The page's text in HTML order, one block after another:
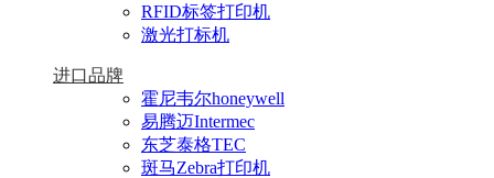
RFID标签打印机
激光打标机
进口品牌
霍尼韦尔honeywell
易腾迈Intermec
东芝泰格TEC
斑马Zebra打印机